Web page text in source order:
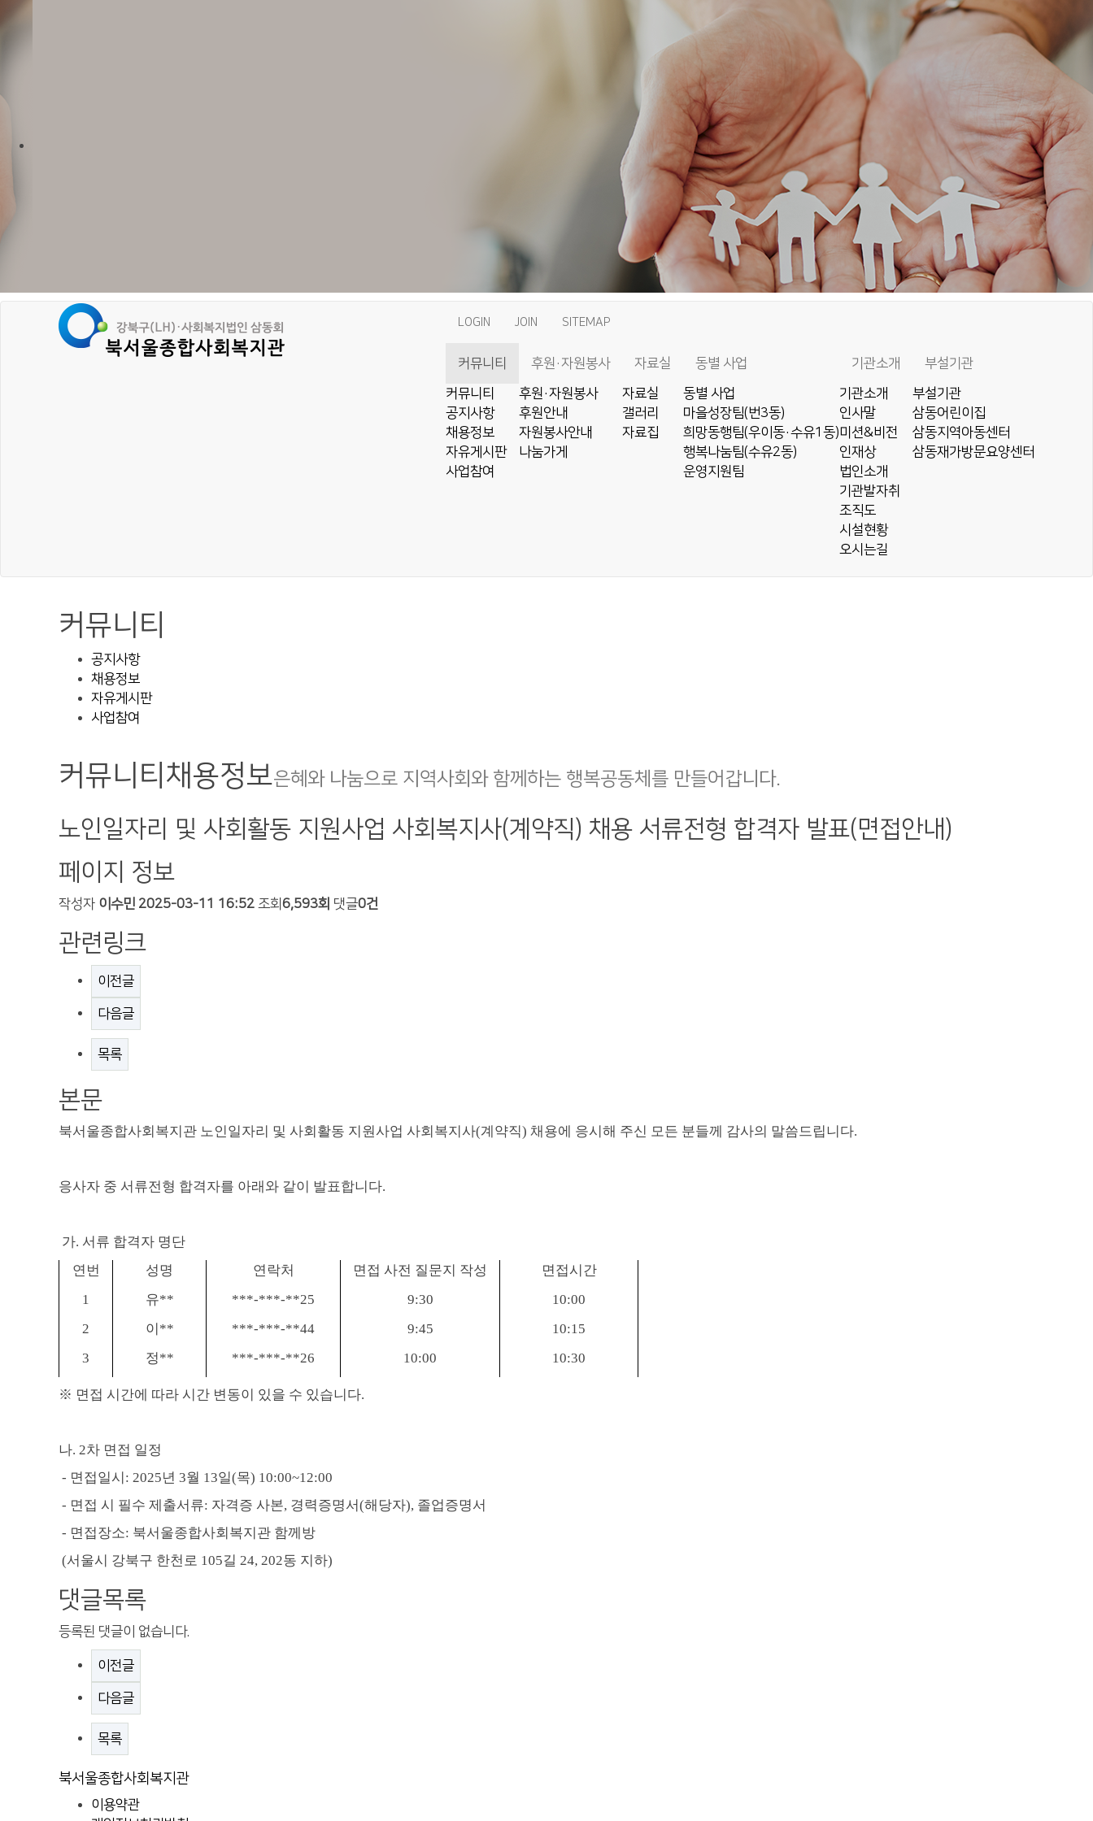
LOGIN JOIN SITEMAP
커뮤니티
커뮤니티
공지사항
채용정보
자유게시판
사업참여
후원·자원봉사
후원·자원봉사
후원안내
자원봉사안내
나눔가게
자료실
자료실
갤러리
자료집
동별 사업
동별 사업
마을성장팀(번3동)
희망동행팀(우이동·수유1동)
행복나눔팀(수유2동)
운영지원팀
기관소개
기관소개
인사말
미션&비전
인재상
법인소개
기관발자취
조직도
시설현황
오시는길
부설기관
부설기관
삼동어린이집
삼동지역아동센터
삼동재가방문요양센터
커뮤니티
공지사항
채용정보
자유게시판
사업참여
커뮤니티 채용정보은혜와 나눔으로 지역사회와 함께하는 행복공동체를 만들어갑니다.
노인일자리 및 사회활동 지원사업 사회복지사(계약직) 채용 서류전형 합격자 발표(면접안내)
페이지 정보
작성자 이수민 2025-03-11 16:52 조회 6,593회 댓글0건
관련링크
이전글
다음글
목록
본문
북서울종합사회복지관 노인일자리 및 사회활동 지원사업 사회복지사(계약직) 채용에 응시해 주신 모든 분들께 감사의 말씀드립니다.
응사자 중 서류전형 합격자를 아래와 같이 발표합니다.
가. 서류 합격자 명단
연번
성명 연락처 면접 사전 질문지 작성
면접시간
1
유** ***-***-**25 9:30
10:00
2
이 ** ***-***-**44 9:45
10:15
3
정** ***-***-**26 10:00 10:30
※ 면접 시간에 따라 시간 변동이 있을 수 있습니다.
나. 2차 면접 일정
- 면접일시 : 2025년 3월 13일(목) 10:00~12:00
- 면접 시 필수 제출서류: 자격증 사본, 경력증명서(해당자), 졸업증명서
- 면접장소: 북서울종합사회복지관 함께방
(서울시 강북구 한천로 105길 24, 202동 지하)
댓글목록
등록된 댓글이 없습니다.
이전글
다음글
목록
북서울종합사회복지관
이용약관